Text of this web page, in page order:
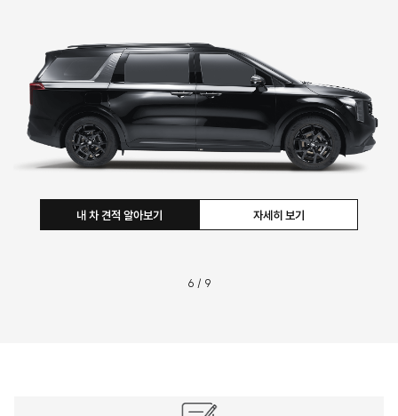
자세히 보기
내 차 견적 알아보기
6 / 9